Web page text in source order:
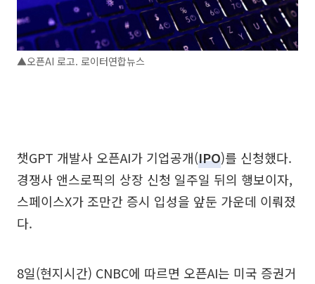
▲오픈AI 로고. 로이터연합뉴스
챗GPT 개발사 오픈AI가 기업공개(IPO)를 신청했다.
경쟁사 앤스로픽의 상장 신청 일주일 뒤의 행보이자,
스페이스X가 조만간 증시 입성을 앞둔 가운데 이뤄졌
다.
8일(현지시간) CNBC에 따르면 오픈AI는 미국 증권거